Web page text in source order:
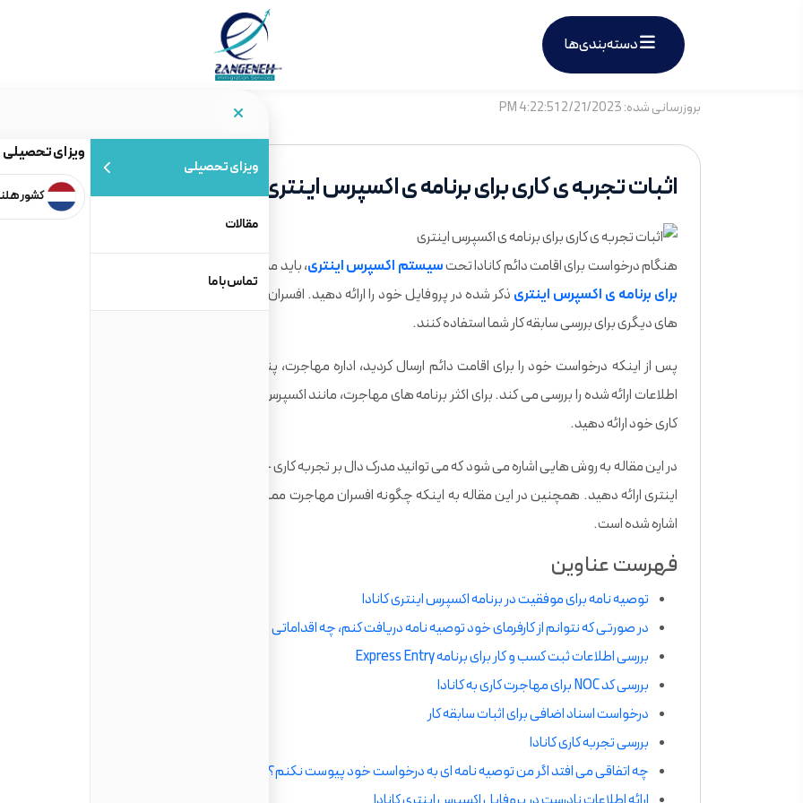
دسته‌بندی‌ها
ویزای تحصیلی
مقالات
تماس با ما
ویزای تحصیلی
کشور
بروزرسانی شده: 2/21/2023 4:22:51 PM
اثبات تجربه ی کاری برای برنامه ی اکسپرس اینتری
هنگام درخواست برای اقامت دائم کانادا تحتسیستم اکسپرس اینتری، باید مدارک کافی مبنی بر
برای برنامه ی اکسپرس اینتری ذکر شده در پروفایل خود را ارائه دهید. افسران مهاجرت همچنین ممکن است از روش
های دیگری برای بررسی سابقه کار شما استفاده کنند.
اطلاعات ارائه شده را بررسی می کند. برای اکثر برنامه های مهاجرت، مانند اکسپرس انتری، باید مدارک پشتیبان برای تجربه
کاری خود ارائه دهید.
در این مقاله به روش هایی اشاره می شود که می توانید مدرک دال بر تجربه کاری خود را در هنگام درخواست برای اکسپرس
اینتری ارائه دهید. همچنین در این مقاله به اینکه چگونه افسران مهاجرت ممکن است تجربه کاری شما را بررسی کنند،
اشاره شده است.
فهرست عناوین
توصیه نامه برای موفقیت در برنامه اکسپرس اینتری کانادا
در صورتی که نتوانم از کارفرمای خود توصیه نامه دریافت کنم، چه اقداماتی انجام دهم؟
بررسی اطلاعات ثبت کسب و کار برای برنامه Express Entry
بررسی کد NOC برای مهاجرت کاری به کانادا
درخواست اسناد اضافی برای اثبات سابقه کار
بررسی تجربه کاری کانادا
چه اتفاقی می افتد اگر من توصیه نامه ای به درخواست خود پیوست نکنم؟